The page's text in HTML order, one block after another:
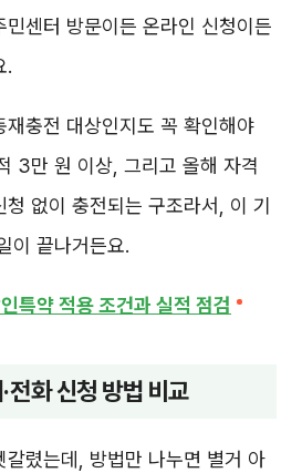
센터 방문이든 온라인 신청이든
.
재충전 대상인지도 꼭 확인해야
3만 원 이상, 그리고 올해 자격
없이 충전되는 구조라서, 이 기
이 끝나거든요.
특약 적용 조건과 실적 점검
전화 신청 방법 비교
렸는데, 방법만 나누면 별거 아